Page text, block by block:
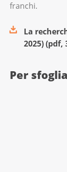
franchi.
La
2025)(pdf,
Per